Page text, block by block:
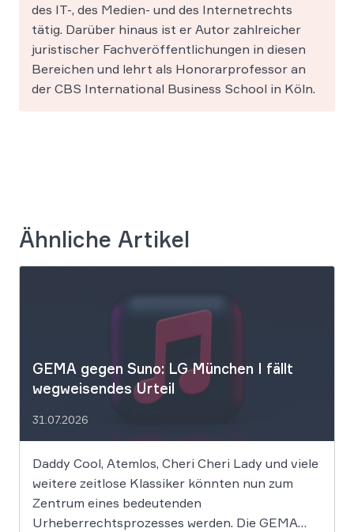
des IT-, des Medien- und des Internetrechts
tätig. Darüber hinaus ist er Autor zahlreicher
juristischer Fachveröffentlichungen in diesen
Bereichen und lehrt als Honorarprofessor an
der CBS International Business School in Köln.
Ähnliche Artikel
GEMA gegen Suno: LG München I fällt
wegweisendes Urteil
31.07.2026
Daddy Cool, Atemlos, Cheri Cheri Lady und viele
weitere zeitlose Klassiker könnten nun zum
Zentrum eines bedeutenden
Urheberrechtsprozesses werden. Die GEMA